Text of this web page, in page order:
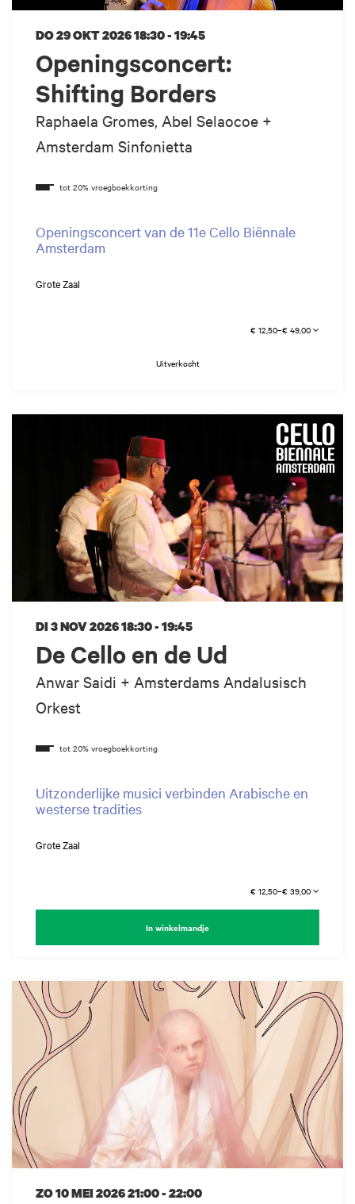
Openingsconcert:
Shifting Borders
Raphaela Gromes, Abel Selaocoe +
Amsterdam Sinfonietta
DO 29 OKT 202618:30 - 19:45
Openingsconcert van de 11e Cello Biënnale
Amsterdam
Grote Zaal
€ 12,50–€ 49,00
Uitverkocht
De Cello en de Ud
Anwar Saidi + Amsterdams Andalusisch
Orkest
DI 3 NOV 202618:30 - 19:45
Uitzonderlijke musici verbinden Arabische en
westerse tradities
Grote Zaal
€ 12,50–€ 39,00
In winkelmandje
ZO 10 MEI 202621:00 - 22:00